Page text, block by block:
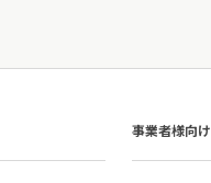
事業者様向け